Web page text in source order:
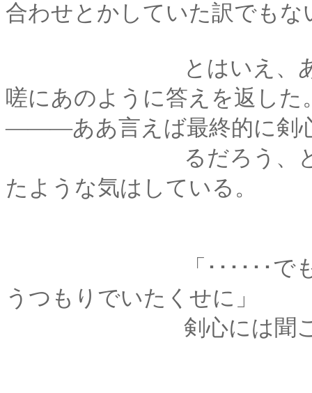
合わせとかしていた訳でもな
とはいえ、あの時薫
嗟にあのように答えを返し
―――ああ言えば最終的に剣
るだろう、と。なん
たような気はしている。
「･･････でも、なん
うつもりでいたくせに」
剣心には聞こえない